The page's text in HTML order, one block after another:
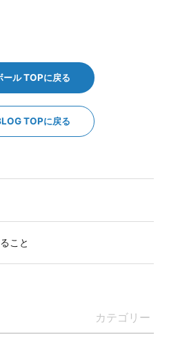
ール TOPに戻る
TOPに戻る
こと
カテゴリー